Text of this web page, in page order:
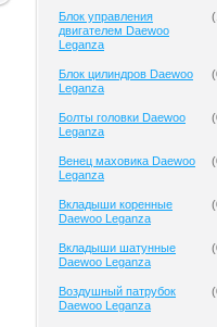
Блок управления
двигателем Daewoo
Leganza
(
Блок цилиндров Daewoo
Leganza
(
Болты головки Daewoo
Leganza
(
Венец маховика Daewoo
Leganza
(
Вкладыши коренные
Daewoo Leganza
(
Вкладыши шатунные
Daewoo Leganza
(
Воздушный патрубок
Daewoo Leganza
(